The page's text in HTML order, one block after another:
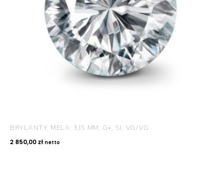
BRYLANTY, MELA: 3,15 MM, G+, SI, VG/VG
2 850,00 zł netto